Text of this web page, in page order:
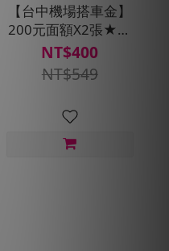
【台中機場搭車金】
200元面額X2張★贈
預約派車1次
NT$400
NT$549